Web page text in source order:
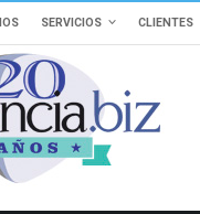
SERVICIOS CLIENTES